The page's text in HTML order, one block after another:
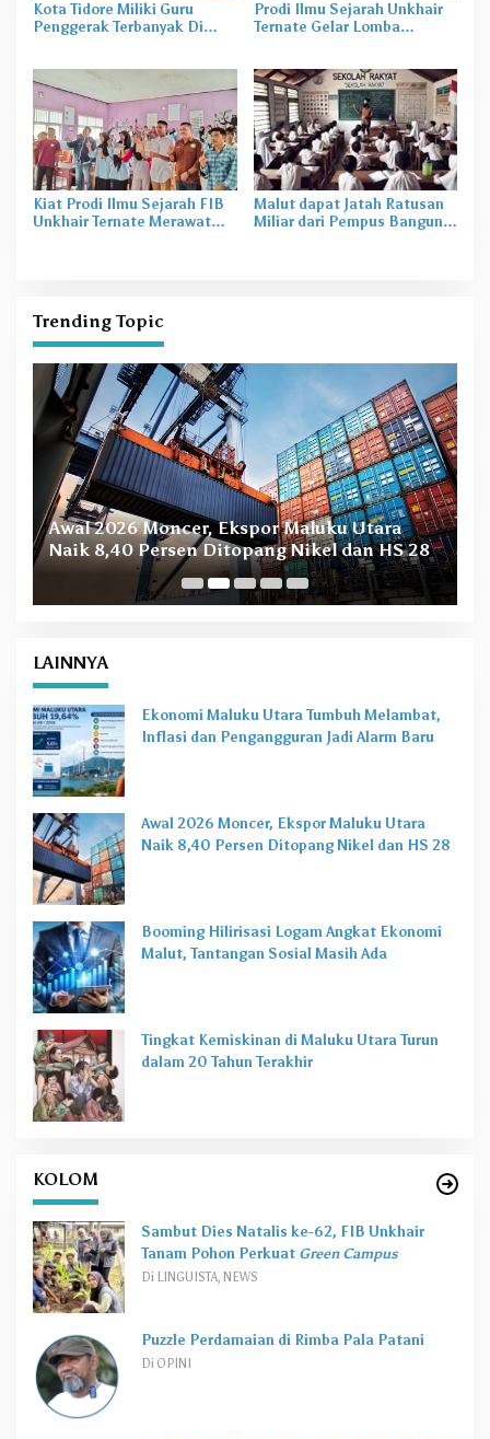
Kota Tidore Miliki Guru
Penggerak Terbanyak Di
Prodi Ilmu Sejarah Unkhair
Ternate Gelar Lomba
Nasional
Kiat Prodi Ilmu Sejarah FIB
Unkhair Ternate Merawat
Malut dapat Jatah Ratusan
Miliar dari Pempus Bangun
Trending Topic
Awal 2026 Moncer, Ekspor Maluku Utara
Naik 8,40 Persen Ditopang Nikel dan HS 28
LAINNYA
Ekonomi Maluku Utara Tumbuh Melambat,
Inflasi dan Pengangguran Jadi Alarm Baru
Awal 2026 Moncer, Ekspor Maluku Utara
Naik 8,40 Persen Ditopang Nikel dan HS 28
Booming Hilirisasi Logam Angkat Ekonomi
Malut, Tantangan Sosial Masih Ada
Tingkat Kemiskinan di Maluku Utara Turun
dalam 20 Tahun Terakhir
KOLOM
Sambut Dies Natalis ke-62, FIB Unkhair
Tanam Pohon Perkuat Green Campus
Di LINGUISTA, NEWS
Puzzle Perdamaian di Rimba Pala Patani
Di OPINI